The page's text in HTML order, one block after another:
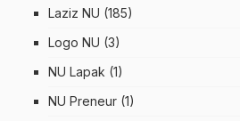
Laziz NU (185)
Logo NU (3)
NU Lapak (1)
NU Preneur (1)